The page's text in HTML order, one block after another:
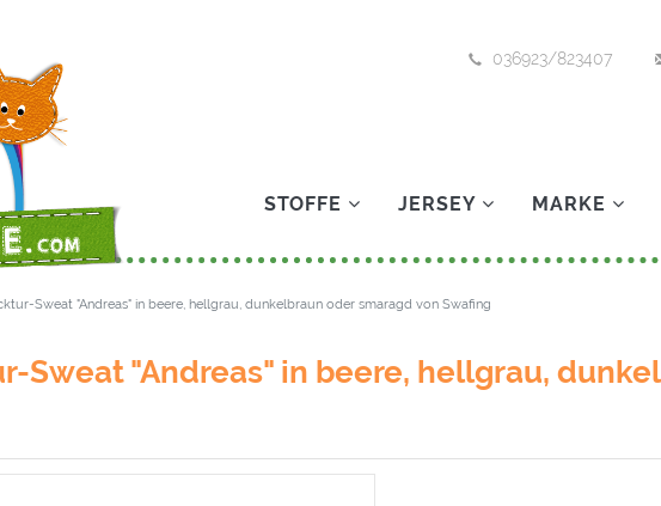
036923/823407
STOFFE JERSEY MARKE
Sweat "Andreas" in beere, hellgrau, dunkelbraun oder smaragd von Swafing
Sweat "Andreas" in beere, hellgrau,